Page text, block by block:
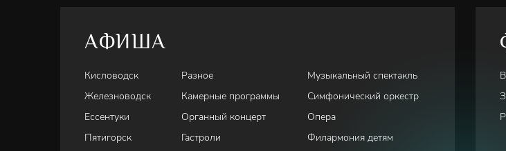
АФИША
Кисловодск
Железноводск
Ессентуки
Пятигорск
Разное
Камерные программы
Органный концерт
Гастроли
Музыкальный спектакль
Симфонический оркестр
Опера
Филармония детям